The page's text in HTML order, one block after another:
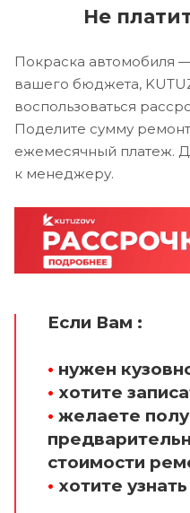
Не
Покраска автомобиля
вашего бюджета,
воспользоваться
Поделите сумму
ежемесячный платеж.
к менеджеру.
Если Вам :
• нужен
• хотите
• желаете
стоимости
• хотите